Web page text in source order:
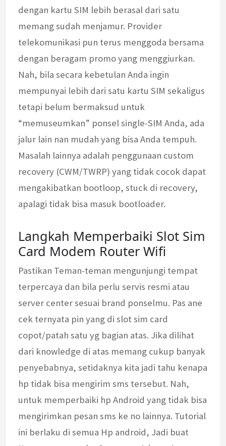
dengan kartu SIM lebih berasal dari satu
memang sudah menjamur. Provider
telekomunikasi pun terus menggoda bersama
dengan beragam promo yang menggiurkan.
Nah, bila secara kebetulan Anda ingin
mempunyai lebih dari satu kartu SIM sekaligus
tetapi belum bermaksud untuk
“memuseumkan” ponsel single-SIM Anda, ada
jalur lain nan mudah yang bisa Anda tempuh.
Masalah lainnya adalah penggunaan custom
recovery (CWM/TWRP) yang tidak cocok dapat
mengakibatkan bootloop, stuck di recovery,
apalagi tidak bisa masuk bootloader.
Langkah Memperbaiki Slot Sim
Card Modem Router Wifi
Pastikan Teman-teman mengunjungi tempat
terpercaya dan bila perlu servis resmi atau
server center sesuai brand ponselmu. Pas ane
cek ternyata pin yang di slot sim card
copot/patah satu yg bagian atas. Jika dilihat
dari knowledge di atas memang cukup banyak
penyebabnya, setidaknya kita jadi tahu kenapa
hp tidak bisa mengirim sms tersebut. Nah,
untuk memperbaiki hp Android yang tidak bisa
mengirimkan pesan sms ke no lainnya. Tutorial
ini berlaku di semua Hp android, Jadi buat